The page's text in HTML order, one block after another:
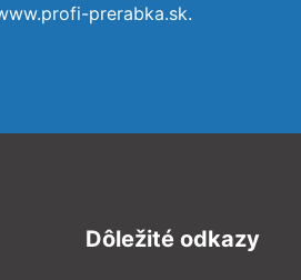
prerabka.sk.
Dôležité odkazy